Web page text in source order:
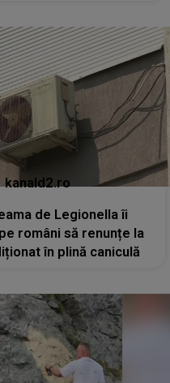
kanald2.ro
de Legionella îi
români să renunțe la
în plină caniculă